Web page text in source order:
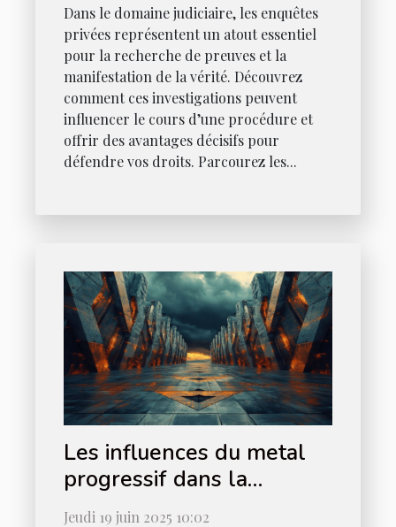
Dans le domaine judiciaire, les enquêtes
privées représentent un atout essentiel
pour la recherche de preuves et la
manifestation de la vérité. Découvrez
comment ces investigations peuvent
influencer le cours d’une procédure et
offrir des avantages décisifs pour
défendre vos droits. Parcourez les...
Les influences du metal
progressif dans la
musique moderne
Jeudi 19 juin 2025 10:02